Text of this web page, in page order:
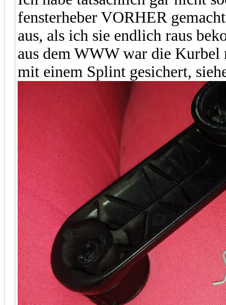
fensterheber VORHER
aus, als ich sie endlich raus
aus dem WWW war die
mit einem Splint gesichert,